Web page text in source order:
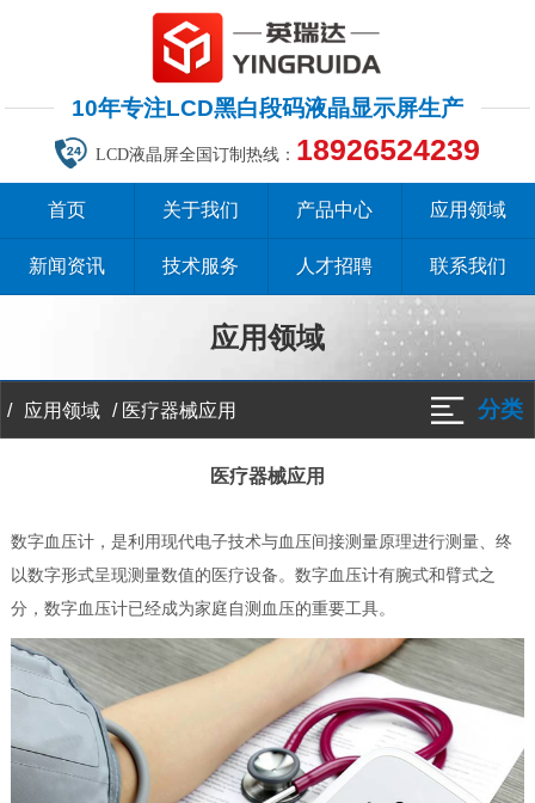
10年专注LCD黑白段码液晶显示屏生产
LCD液晶屏全国订制热线： 18926524239
首页 关于我们 产品中心 应用领域
新闻资讯 技术服务 人才招聘 联系我们
应用领域
/ 应用领域 / 医疗器械应用 分类
医疗器械应用
数字血压计，是利用现代电子技术与血压间接测量原理进行测量、终
以数字形式呈现测量数值的医疗设备。数字血压计有腕式和臂式之
分，数字血压计已经成为家庭自测血压的重要工具。